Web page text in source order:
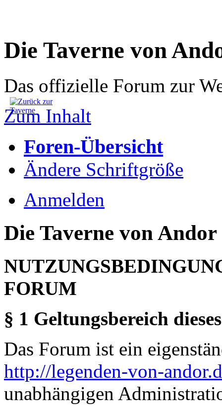
Die Taverne von
Das offizielle Forum zur
Zum Inhalt
Foren-Übersicht
Ändere Schriftgröße
Anmelden
Die Taverne von
FORUM
§ 1 Geltungsbereich
Das Forum ist ein
http://legenden-von-
unabhängigen